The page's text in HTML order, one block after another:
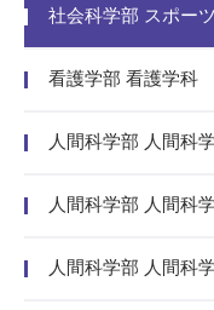
社会科学部 スポー
看護学部 看護学科
人間科学部 人間科
人間科学部 人間科
人間科学部 人間科